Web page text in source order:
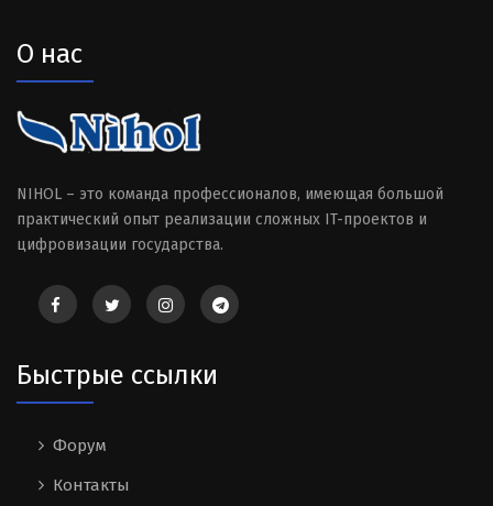
О нас
NIHOL – это команда профессионалов, имеющая большой
практический опыт реализации сложных IT-проектов и
цифровизации государства.
Быстрые ссылки
Форум
Контакты